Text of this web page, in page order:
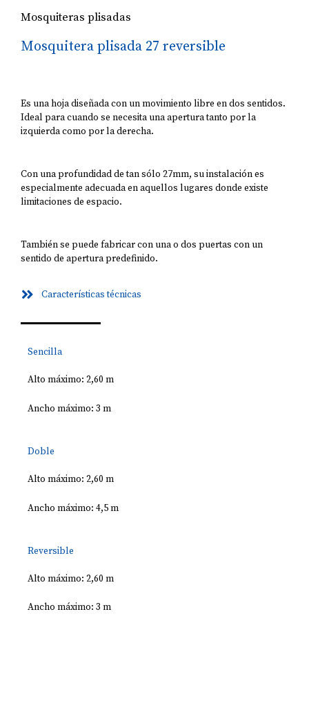
Mosquiteras plisadas
Mosquitera plisada 27 reversible
Es una hoja diseñada con un movimiento libre en dos sentidos.
Ideal para cuando se necesita una apertura tanto por la
izquierda como por la derecha.
Con una profundidad de tan sólo 27mm, su instalación es
especialmente adecuada en aquellos lugares donde existe
limitaciones de espacio.
También se puede fabricar con una o dos puertas con un
sentido de apertura predefinido.
Características técnicas
Sencilla
Alto máximo: 2,60 m
Ancho máximo: 3 m
Doble
Alto máximo: 2,60 m
Ancho máximo: 4,5 m
Reversible
Alto máximo: 2,60 m
Ancho máximo: 3 m